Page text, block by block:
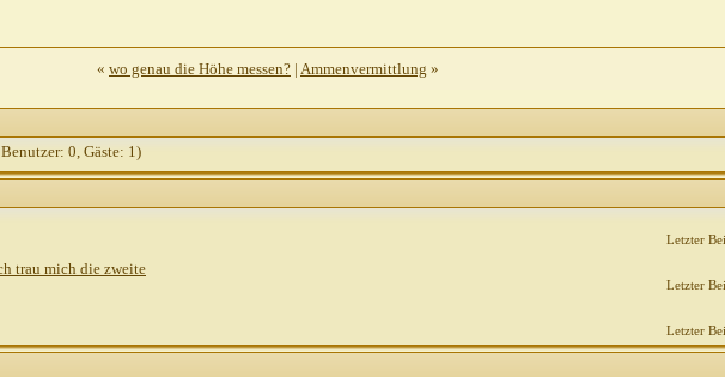
« wo genau die Höhe messen? | Ammenvermittlung »
0, Gäste: 1)
Letzter
trau mich die zweite
Letzter
Letzter